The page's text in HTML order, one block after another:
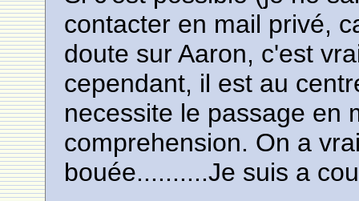
contacter en mail privé,
doute sur Aaron, c'est
cependant, il est au
necessite le passage en
comprehension. On a
bouée..........Je suis a